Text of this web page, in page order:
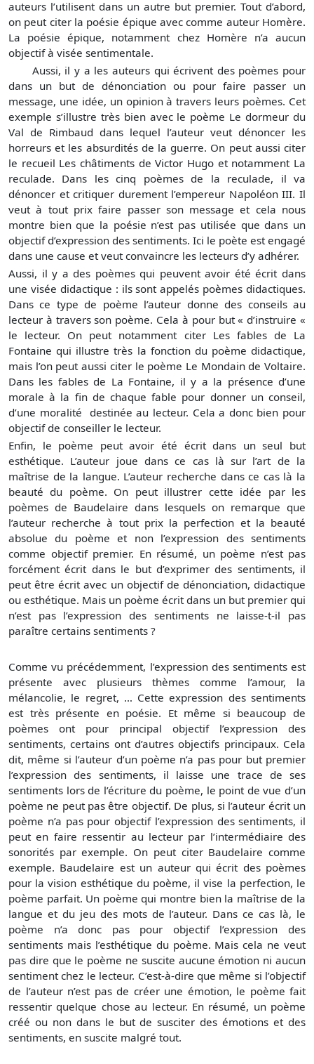
auteurs l’utilisent dans un autre but premier. Tout d’abord,
on peut citer la poésie épique avec comme auteur Homère.
La poésie épique, notamment chez Homère n’a aucun
objectif à visée sentimentale.
Aussi, il y a les auteurs qui écrivent des poèmes pour
dans un but de dénonciation ou pour faire passer un
message, une idée, un opinion à travers leurs poèmes. Cet
exemple s’illustre très bien avec le poème Le dormeur du
Val de Rimbaud dans lequel l’auteur veut dénoncer les
horreurs et les absurdités de la guerre. On peut aussi citer
le recueil Les châtiments de Victor Hugo et notamment La
reculade. Dans les cinq poèmes de la reculade, il va
dénoncer et critiquer durement l’empereur Napoléon III. Il
veut à tout prix faire passer son message et cela nous
montre bien que la poésie n’est pas utilisée que dans un
objectif d’expression des sentiments. Ici le poète est engagé
dans une cause et veut convaincre les lecteurs d’y adhérer.
Aussi, il y a des poèmes qui peuvent avoir été écrit dans
une visée didactique : ils sont appelés poèmes didactiques.
Dans ce type de poème l’auteur donne des conseils au
lecteur à travers son poème. Cela à pour but « d’instruire «
le lecteur. On peut notamment citer Les fables de La
Fontaine qui illustre très la fonction du poème didactique,
mais l’on peut aussi citer le poème Le Mondain de Voltaire.
Dans les fables de La Fontaine, il y a la présence d’une
morale à la fin de chaque fable pour donner un conseil,
d’une moralité destinée au lecteur. Cela a donc bien pour
objectif de conseiller le lecteur.
Enfin, le poème peut avoir été écrit dans un seul but
esthétique. L’auteur joue dans ce cas là sur l’art de la
maîtrise de la langue. L’auteur recherche dans ce cas là la
beauté du poème. On peut illustrer cette idée par les
poèmes de Baudelaire dans lesquels on remarque que
l’auteur recherche à tout prix la perfection et la beauté
absolue du poème et non l’expression des sentiments
comme objectif premier. En résumé, un poème n’est pas
forcément écrit dans le but d’exprimer des sentiments, il
peut être écrit avec un objectif de dénonciation, didactique
ou esthétique. Mais un poème écrit dans un but premier qui
n’est pas l’expression des sentiments ne laisse-t-il pas
paraître certains sentiments ?
Comme vu précédemment, l’expression des sentiments est
présente avec plusieurs thèmes comme l’amour, la
mélancolie, le regret, … Cette expression des sentiments
est très présente en poésie. Et même si beaucoup de
poèmes ont pour principal objectif l’expression des
sentiments, certains ont d’autres objectifs principaux. Cela
dit, même si l’auteur d’un poème n’a pas pour but premier
l’expression des sentiments, il laisse une trace de ses
sentiments lors de l’écriture du poème, le point de vue d’un
poème ne peut pas être objectif. De plus, si l’auteur écrit un
poème n’a pas pour objectif l’expression des sentiments, il
peut en faire ressentir au lecteur par l’intermédiaire des
sonorités par exemple. On peut citer Baudelaire comme
exemple. Baudelaire est un auteur qui écrit des poèmes
pour la vision esthétique du poème, il vise la perfection, le
poème parfait. Un poème qui montre bien la maîtrise de la
langue et du jeu des mots de l’auteur. Dans ce cas là, le
poème n’a donc pas pour objectif l’expression des
sentiments mais l’esthétique du poème. Mais cela ne veut
pas dire que le poème ne suscite aucune émotion ni aucun
sentiment chez le lecteur. C’est-à-dire que même si l’objectif
de l’auteur n’est pas de créer une émotion, le poème fait
ressentir quelque chose au lecteur. En résumé, un poème
créé ou non dans le but de susciter des émotions et des
sentiments, en suscite malgré tout.